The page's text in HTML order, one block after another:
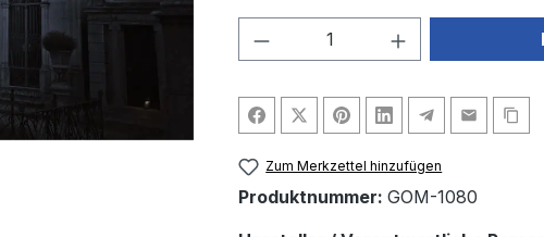
Produkt Anzahl: Gib
Zum Merkzettel hinzufügen
Produktnummer: GOM-1080